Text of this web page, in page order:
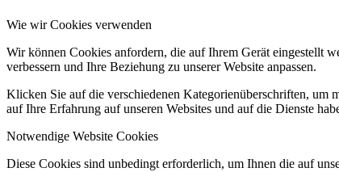
Wie wir Cookies verwenden
Wir können Cookies anfordern, die auf Ihrem Gerät eingestellt
verbessern und Ihre Beziehung zu unserer Website anpassen.
Klicken Sie auf die verschiedenen Kategorienüberschriften, um
auf Ihre Erfahrung auf unseren Websites und auf die Dienste
Notwendige Website Cookies
Diese Cookies sind unbedingt erforderlich, um Ihnen die auf